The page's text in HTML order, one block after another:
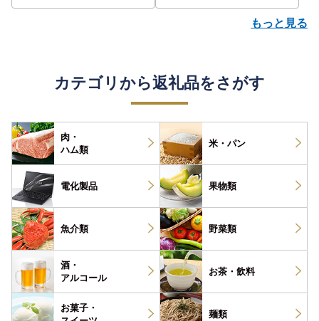
もっと見る
カテゴリから返礼品をさがす
肉・
ハム類
米・パン
電化製品 果物類
魚介類 野菜類
酒・
アルコール
お茶・ 飲料
お菓子・
麺類